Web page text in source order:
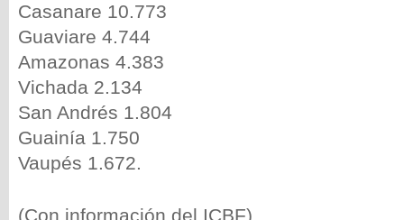
Casanare 10.773
Guaviare 4.744
Amazonas 4.383
Vichada 2.134
San Andrés 1.804
Guainía 1.750
Vaupés 1.672.
(Con información del ICBF).